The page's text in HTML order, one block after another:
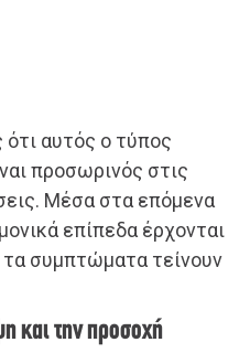
ότι αυτός ο τύπος
προσωρινός στις
Μέσα στα επόμενα
επίπεδα έρχονται
συμπτώματα τείνουν
και την προσοχή